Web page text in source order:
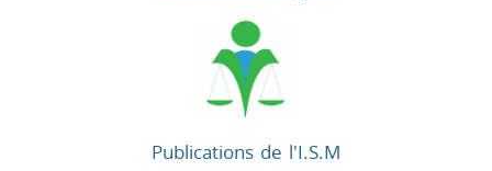
Publications de l'I.S.M